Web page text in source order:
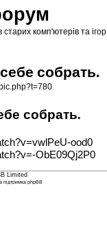
комп'ютерів та ігор
собрать.
собрать.
ood0
ObE09Qj2P0
Limited
підтримка phpBB